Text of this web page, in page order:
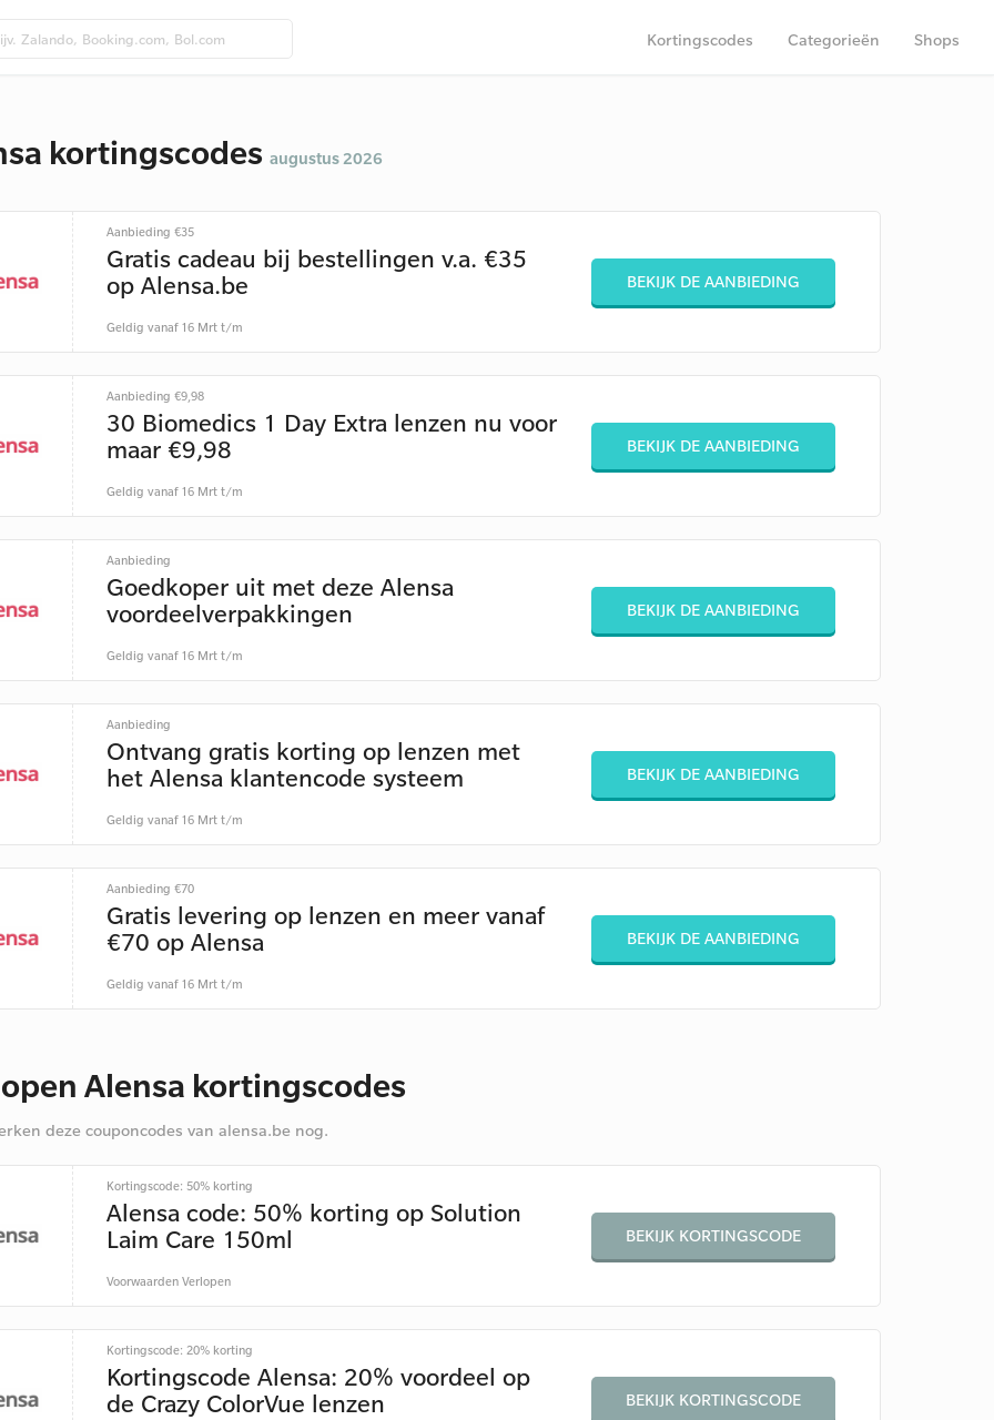
Kortingscodes Categorieën Shops
kortingscodes augustus 2026
Aanbieding €35
Gratis cadeau bij bestellingen v.a. €35
op Alensa.be
Geldig vanaf 16 Mrt t/m
BEKIJK DE AANBIEDING
Aanbieding €9,98
30 Biomedics 1 Day Extra lenzen nu voor
maar €9,98
Geldig vanaf 16 Mrt t/m
BEKIJK DE AANBIEDING
Aanbieding
Goedkoper uit met deze Alensa
voordeelverpakkingen
Geldig vanaf 16 Mrt t/m
BEKIJK DE AANBIEDING
Aanbieding
Ontvang gratis korting op lenzen met
het Alensa klantencode systeem
Geldig vanaf 16 Mrt t/m
BEKIJK DE AANBIEDING
Aanbieding €70
Gratis levering op lenzen en meer vanaf
€70 op Alensa
Geldig vanaf 16 Mrt t/m
BEKIJK DE AANBIEDING
Alensa kortingscodes
deze couponcodes van alensa.be nog.
Kortingscode: 50% korting
Alensa code: 50% korting op Solution
Laim Care 150ml
VoorwaardenVerlopen
BEKIJK KORTINGSCODE
Kortingscode: 20% korting
Kortingscode Alensa: 20% voordeel op
de Crazy ColorVue lenzen
BEKIJK KORTINGSCODE